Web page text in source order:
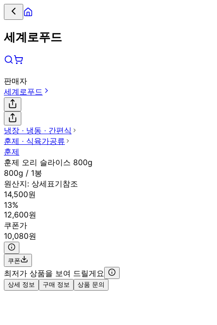
세계로푸드
판매자
세계로푸드
냉장 ∙ 냉동 ∙ 간편식
훈제 ∙ 식육가공류
훈제
훈제 오리 슬라이스 800g
800g / 1봉
원산지: 상세표기참조
14,500원
13%
12,600원
쿠폰가
10,080원
쿠폰
최저가 상품을 보여 드릴게요
상세 정보 구매 정보 상품 문의